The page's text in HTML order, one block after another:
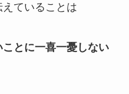
ていることは
とに一喜一憂しない